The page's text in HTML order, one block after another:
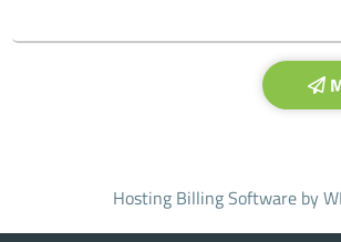
Hosting Billing Software by